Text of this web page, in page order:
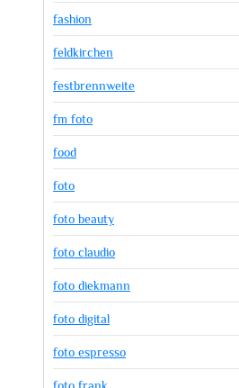
fashion
feldkirchen
festbrennweite
fm foto
food
foto
foto beauty
foto claudio
foto diekmann
foto digital
foto espresso